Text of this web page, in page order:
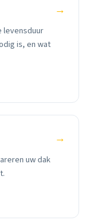
→
levensduur
is, en wat
→
uw dak